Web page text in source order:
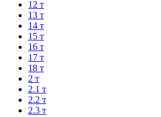
12 т
13 т
14 т
15 т
16 т
17 т
18 т
2 т
2.1 т
2.2 т
2.3 т